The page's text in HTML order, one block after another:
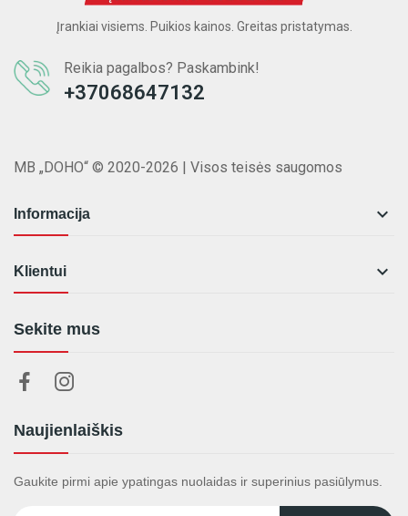
Įrankiai visiems. Puikios kainos. Greitas pristatymas.
Reikia pagalbos? Paskambink!
+37068647132
MB „DOHO“ © 2020-2026 | Visos teisės saugomos
Informacija 
Klientui 
Sekite mus
Naujienlaiškis
Gaukite pirmi apie ypatingas nuolaidas ir superinius pasiūlymus.